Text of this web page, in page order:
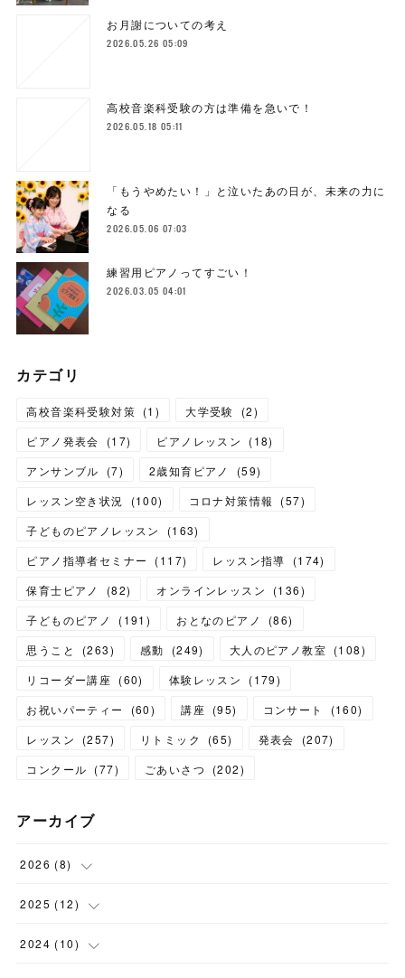
お月謝についての考え
2026.05.26 05:09
高校音楽科受験の方は準備を急いで！
2026.05.18 05:11
「もうやめたい！」と泣いたあの日が、未来の力に
なる
2026.05.06 07:03
練習用ピアノってすごい！
2026.03.05 04:01
カテゴリ
高校音楽科受験対策 (1 ) 大学受験 (2)
ピアノ発表会
(17) ピアノレッスン (18)
アンサンブル
(7) 2歳知育ピアノ (59)
レッスン空き状況
(100) コロナ対策情報 (57)
子どものピアノレッスン
(163)
ピアノ指導者セミナー
(117) レッスン指導 (174)
保育士ピアノ
(82) オンラインレッスン (136)
子どものピアノ
(191 ) おとなのピアノ (86)
思うこと
(263) 感動 (249) 大人のピアノ教室 (108)
リコーダー講座 (60) 体験レッスン (179)
お祝いパーティー
(60) 講座 (95) コンサート (160)
レッスン
(257) リトミック (65) 発表会 (207)
コンクール (77) ごあいさつ (202)
アーカイブ
2026 (8)
(1)
(3)
2025 (12)
(1)
2024 (10)